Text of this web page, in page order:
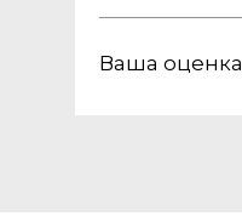
Ваша оценка